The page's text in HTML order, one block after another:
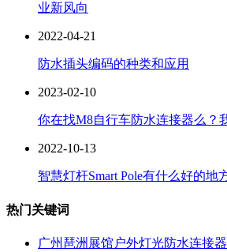
业新风向
2022-04-21
防水插头编码的种类和应用
2023-02-10
你在找M8自行车防水连接器么？
2022-10-13
智慧灯杆Smart Pole有什么好的地
热门关键词
广州琶洲展馆户外灯光防水连接器